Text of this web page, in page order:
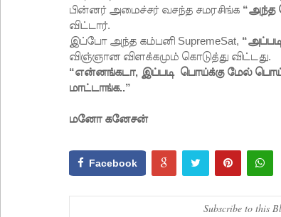
பி‌ன்ன‌ர் அமைச்சர் வசந்த சமரசிங்க “அந்த
விட்டார்.
இப்போ அந்த கம்பனி SupremeSat,
விஞ்ஞான விளக்கமும் கொடுத்து விட்டது.
“என்னங்கடா, இப்படி பொய்க்கு மேல்
மாட்டாங்க..”
மனோ கனேசன்
Facebook
Subscribe to this